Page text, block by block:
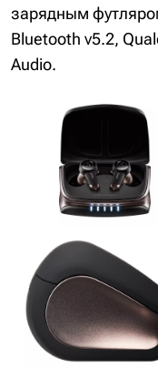
зарядным
Bluetooth v5.2,
Audio.